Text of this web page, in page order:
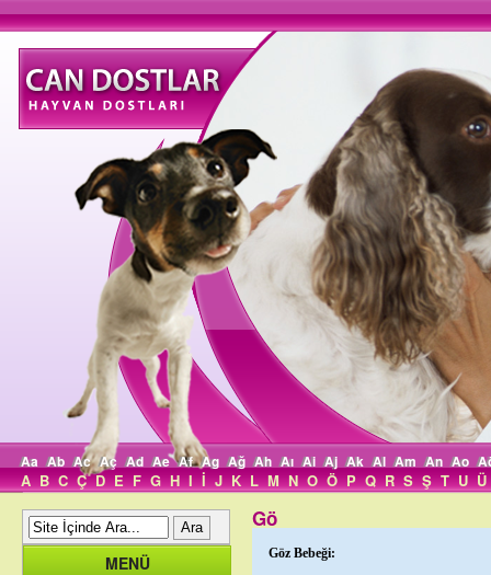
Aa Ab Ac Aç Ad Ae Af Ag Ağ Ah Aı Ai Aj Ak Al Am An Ao
A B C Ç D E F G H I İ J K L M N O Ö P Q R S Ş T U Ü
MENÜ
Gö
Göz Bebeği: